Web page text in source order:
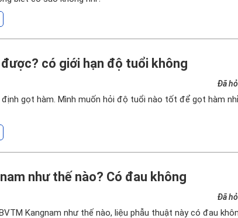
có giới hạn độ tuổi không
Đã
gọt hàm. Mình muốn hỏi độ tuổi nào tốt để gọt hàm
như thế nào? Có đau không
Đã
Kangnam như thế nào, liệu phẫu thuật này có đau